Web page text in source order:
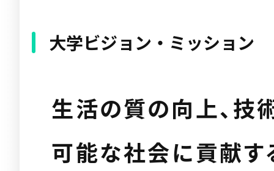
大学ビジョン・ミッション
生活の質の向上、技
可能な社会に貢献